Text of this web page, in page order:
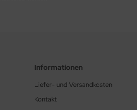
Informationen
Liefer- und Versandkosten
Kontakt